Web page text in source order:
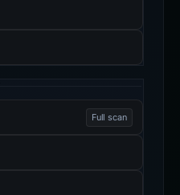
Full scan